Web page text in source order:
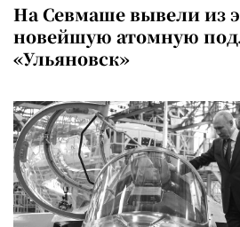
На Севмаше вывели из
новейшую атомную
«Ульяновск»